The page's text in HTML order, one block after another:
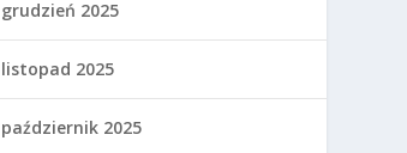
grudzień 2025
listopad 2025
październik 2025